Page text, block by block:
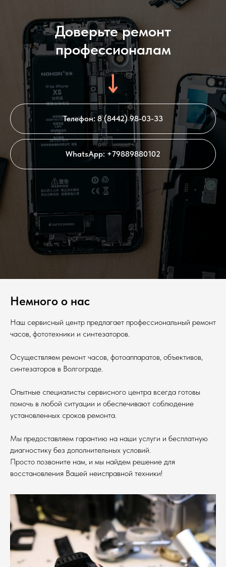
Доверьте ремонт
профессионалам
Телефон: 8 (8442) 98-03-33
WhatsApp: +79889880102
Немного о нас
Наш сервисный центр предлагает профессиональный ремонт
часов, фототехники и синтезаторов.
Осуществляем ремонт часов, фотоаппаратов, объективов,
синтезаторов в Волгограде.
Опытные специалисты сервисного центра всегда готовы
помочь в любой ситуации и обеспечивают соблюдение
установленных сроков ремонта.
Мы предоставляем гарантию на наши услуги и бесплатную
диагностику без дополнительных условий.
Просто позвоните нам, и мы найдем решение для
восстановления Вашей неисправной техники!